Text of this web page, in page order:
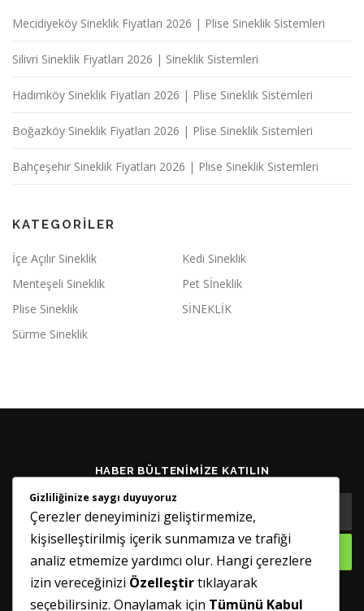
Mecidiyeköy Sineklik Fiyatları 2026 | Plise Sineklik Sistemleri
Silivri Sineklik Fiyatları 2026 | Sineklik Sistemleri
Hadımköy Sineklik Fiyatları 2026 | Plise Sineklik Sistemleri
Boğazköy Sineklik Fiyatları 2026 | Plise Sineklik Sistemleri
Bahçeşehir Sineklik Fiyatları 2026 | Plise Sineklik Sistemleri
KATEGORILER
İçe Açılır Sineklik
Kedi Sineklik
Menteşeli Sineklik
Pet Sİneklik
Plise Sineklik
SİNEKLİK
Sürme Sineklik
HABER BÜLTENIMIZE KATILIN
GÜNCELLENMIŞ TUTUN
Gizliliğinize saygı duyuyoruz
Çerezler deneyiminizi geliştirmemize,
kişiselleştirilmiş içerik sunmamıza ve trafiği
analiz etmemize yardımcı olur. Hangi çerezlere
izin vereceğinizi Özelleştirtıklayarak
seçebilirsiniz. Onaylamak için Tümünü Kabul